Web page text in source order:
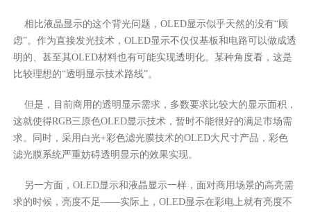
相比液晶显示的这个背光问题，OLED显示似乎天然的没有“顾
虑”。作为直接发光技术，OLED显示不仅仅基板和电路可以做成透
明的、甚至其OLED材料也有可能实现透明化。某种角度看，这是
比较理想的“透明显示技术路线”。
但是，目前商用的透明显示需求，多数要求比较大的显示面积，
这就使得RGB三原色OLED显示技术，暂时不能很好的满足市场需
求。同时，采用白光+彩色滤光膜技术的OLED大尺寸产品，彩色
滤光膜系统严重妨碍透明显示的效果实现。
另一方面，OLED显示和液晶显示一样，面对商用场景的高亮需
求的时候，亮度不足——实际上，OLED显示在彩电上就有亮度不